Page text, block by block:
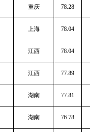
重庆 78.28
上海 78.04
江西 78.04
江西 77.89
湖南 77.81
湖南 76.78